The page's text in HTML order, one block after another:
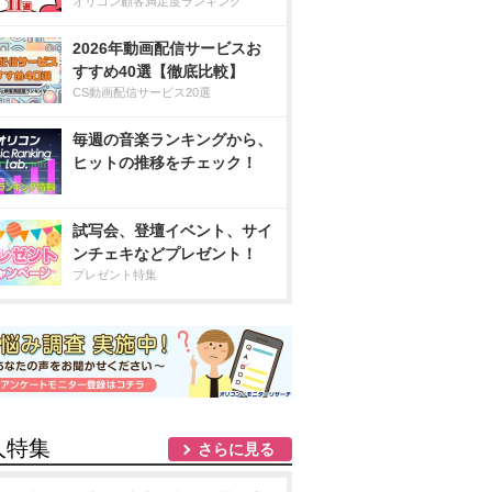
2026年動画配信サービスお
すすめ40選【徹底比較】
CS動画配信サービス20選
毎週の音楽ランキングから、
ヒットの推移をチェック！
試写会、登壇イベント、サイ
ンチェキなどプレゼント！
プレゼント特集
特集 さらに見る